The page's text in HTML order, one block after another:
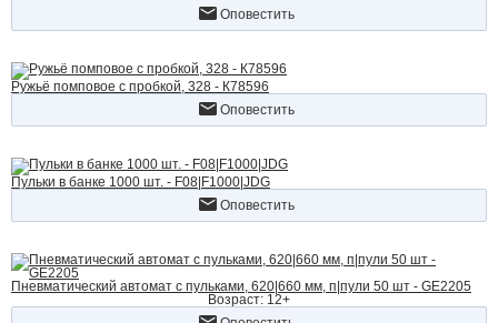
Оповестить
Ружьё помповое с пробкой, 328 - К78596
Оповестить
Пульки в банке 1000 шт. - F08|F1000|JDG
Оповестить
Пневматический автомат с пульками, 620|660 мм, п|пули 50 шт - GE2205
Возраст: 12+